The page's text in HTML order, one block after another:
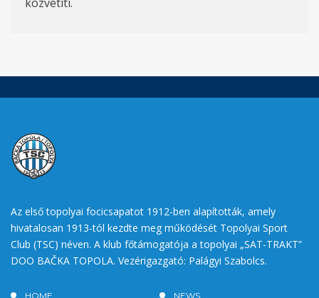
Az első topolyai focicsapatot 1912-ben alapították, amely
hivatalosan 1913-tól kezdte meg működését Topolyai Sport
Club (TSC) néven. A klub főtámogatója a topolyai „SAT-TRAKT”
DOO BAČKA TOPOLA. Vezérigazgató: Palágyi Szabolcs.
HOME
NEWS